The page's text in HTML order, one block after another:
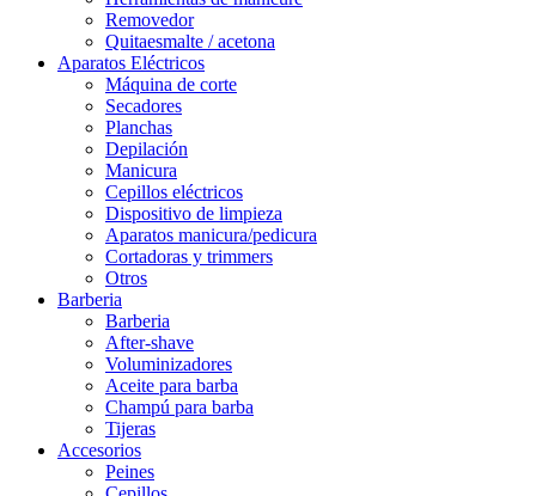
Removedor
Quitaesmalte / acetona
Aparatos Eléctricos
Máquina de corte
Secadores
Planchas
Depilación
Manicura
Cepillos eléctricos
Dispositivo de limpieza
Aparatos manicura/pedicura
Cortadoras y trimmers
Otros
Barberia
Barberia
After-shave
Voluminizadores
Aceite para barba
Champú para barba
Tijeras
Accesorios
Peines